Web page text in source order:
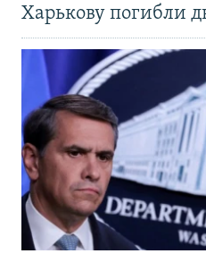
Харькову погибли